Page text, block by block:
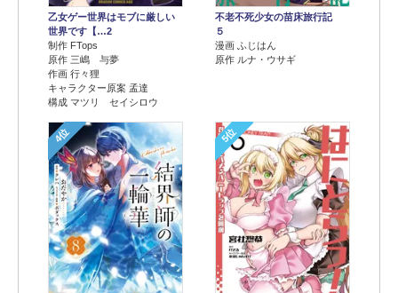
乙女ゲー世界はモブに厳しい
世界です【…2
制作 FTops
原作 三嶋 与夢
作画 行々狸
キャラクター原案 孟達
構成 マツリ セイシロウ
不老不死少女の苗床旅行記
５
漫画 ふじはん
原作 ルナ・ウサギ
4位 5位